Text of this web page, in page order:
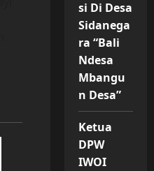
si Di Desa
Sidanega
ra “Bali
Ndesa
Mbangu
n Desa”
Ketua
DPW
IWOI